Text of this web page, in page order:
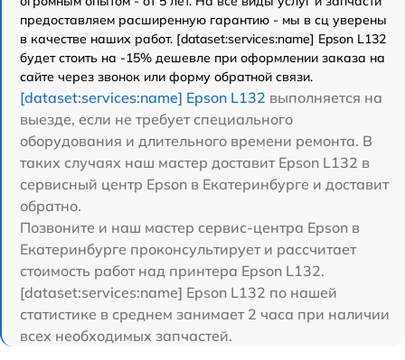
предоставляем расширенную гарантию - мы в сц уверены
в качестве наших работ. [dataset:services:name] Epson L132
будет стоить на -15% дешевле при оформлении заказа на
сайте через звонок или форму обратной связи.
[dataset:services:name] Epson L132 выполняется на
выезде, если не требует специального
оборудования и длительного времени ремонта. В
таких случаях наш мастер доставит Epson L132 в
сервисный центр Epson в Екатеринбурге и доставит
обратно.
Позвоните и наш мастер сервис-центра Epson в
Екатеринбурге проконсультирует и рассчитает
стоимость работ над принтера Epson L132.
[dataset:services:name] Epson L132 по нашей
статистике в среднем занимает 2 часа при наличии
всех необходимых запчастей.